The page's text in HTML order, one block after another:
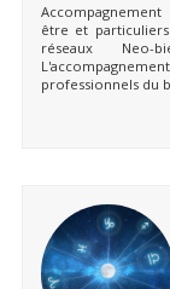
être et
réseaux
professionnels du